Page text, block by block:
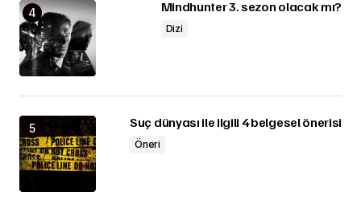
Mindhunter 3. sezon olacak mı?
Dizi
Suç dünyası ile ilgili 4 belgesel önerisi
Öneri